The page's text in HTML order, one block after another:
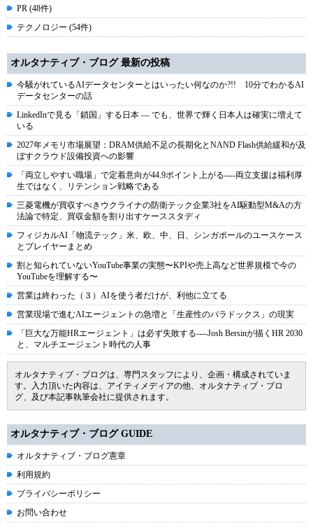
PR (48件)
テクノロジー (54件)
オルタナティブ・ブログ 最新の投稿
今騒がれているAIデータセンターとはいったい何なのか?!! 10分でわかるAI
データセンターの話
LinkedInで見る「鎖国」する日本 ― でも、世界で輝く日本人は確実に増えて
いる
2027年メモリ市場展望：DRAM供給不足の長期化とNAND Flash供給緩和が及
ぼすクラウド設備投資への影響
「両立しやすい職場」で定着意向が44.9ポイント上がる----両立支援は福利厚
生ではなく、リテンション戦略である
三菱電機が買収すべきウクライナの防衛テック企業3社をAI駆動型M&Aの方
法論で特定、買収金額を割り出すケーススタディ
フィジカルAI「物流テック」米、欧、中、日、シンガポールのユースケース
とプレイヤーまとめ
割と知られていないYouTube事業の実態〜KPIや売上高など世界規模で今の
YouTubeを理解する〜
営業は終わった（３）AIを使う者だけが、利他に立てる
営業現場で進むAIエージェントの急増と「生産性のパラドックス」の現実
「巨大な万能HRエージェント」は必ず失敗する----Josh Bersinが描くHR 2030
と、マルチエージェント時代の人事
オルタナティブ・ブログは、専門スタッフにより、企画・構成されていま
す。入力頂いた内容は、アイティメディアの他、オルタナティブ・ブロ
グ、及び本記事執筆会社に提供されます。
オルタナティブ・ブログ GUIDE
オルタナティブ・ブログ憲章
利用規約
プライバシーポリシー
お問い合わせ